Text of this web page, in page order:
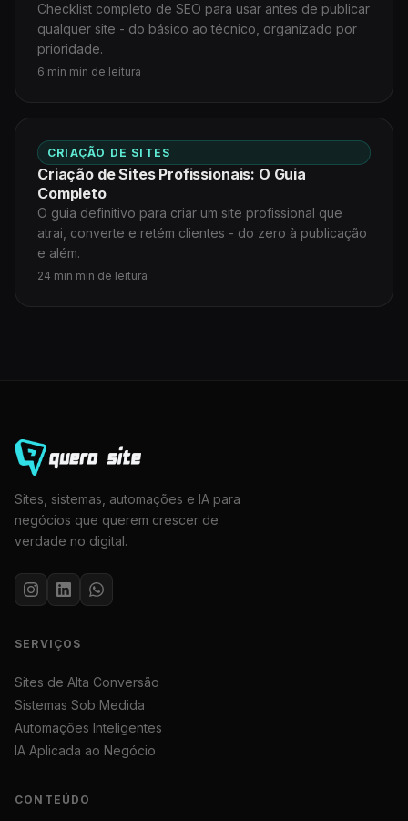
Checklist completo de SEO para usar antes de publicar
qualquer site - do básico ao técnico, organizado por
prioridade.
6 min min de leitura
CRIAÇÃO DE SITES
Criação de Sites Profissionais: O Guia
Completo
O guia definitivo para criar um site profissional que
atrai, converte e retém clientes - do zero à publicação
e além.
24 min min de leitura
Sites, sistemas, automações e IA para
negócios que querem crescer de
verdade no digital.
SERVIÇOS
Sites de Alta Conversão
Sistemas Sob Medida
Automações Inteligentes
IA Aplicada ao Negócio
CONTEÚDO